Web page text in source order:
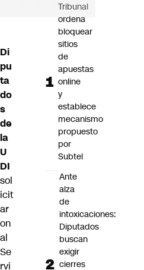
Di
pu
ta
do
s
de
la
U
DI
sol
icit
ar
on
al
Se
rvi
Tribunal
ordena
bloquear
sitios
de
apuestas
online
y
establece
mecanismo
propuesto
por
Subtel
Ante
alza
de
intoxicaciones:
Diputados
buscan
exigir
cierres